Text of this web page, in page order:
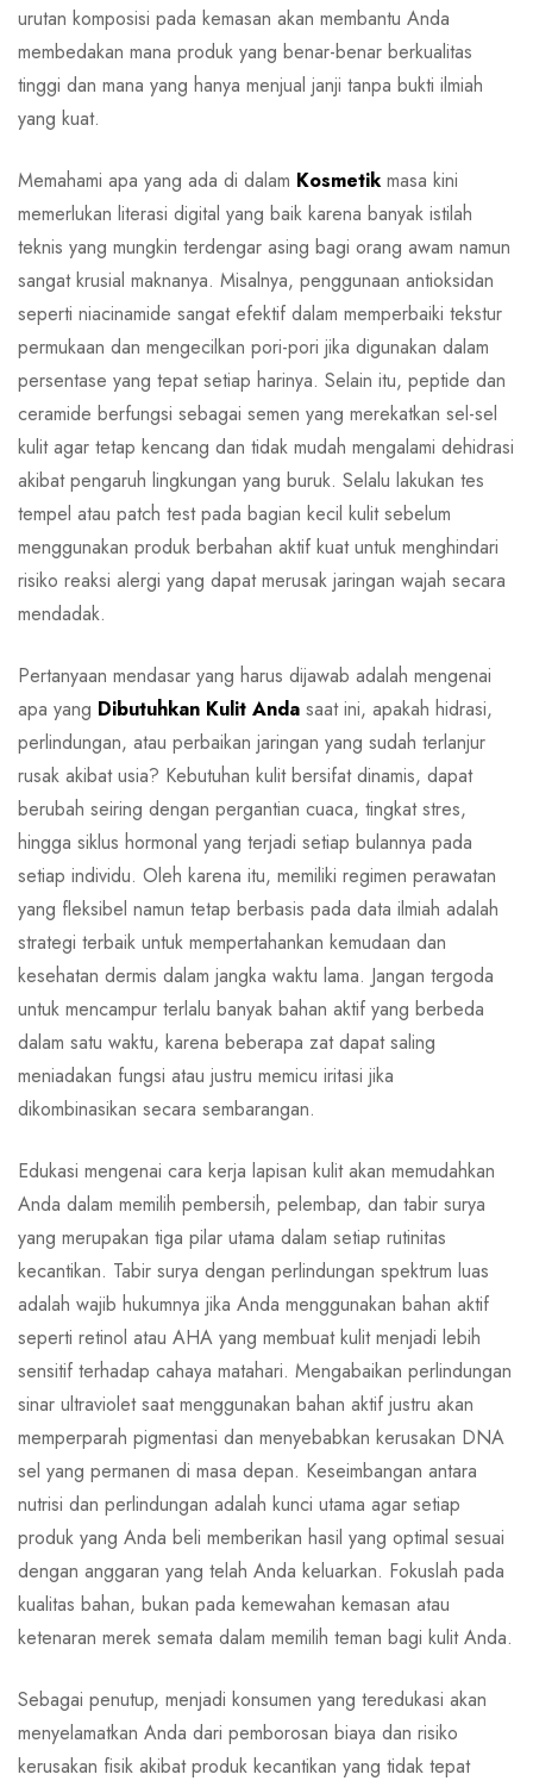
urutan komposisi pada kemasan akan membantu Anda
membedakan mana produk yang benar-benar berkualitas
tinggi dan mana yang hanya menjual janji tanpa bukti ilmiah
yang kuat.
Memahami apa yang ada di dalam Kosmetikmasa kini
memerlukan literasi digital yang baik karena banyak istilah
teknis yang mungkin terdengar asing bagi orang awam namun
sangat krusial maknanya. Misalnya, penggunaan antioksidan
seperti niacinamide sangat efektif dalam memperbaiki tekstur
permukaan dan mengecilkan pori-pori jika digunakan dalam
persentase yang tepat setiap harinya. Selain itu, peptide dan
ceramide berfungsi sebagai semen yang merekatkan sel-sel
kulit agar tetap kencang dan tidak mudah mengalami dehidrasi
akibat pengaruh lingkungan yang buruk. Selalu lakukan tes
tempel atau patch test pada bagian kecil kulit sebelum
menggunakan produk berbahan aktif kuat untuk menghindari
risiko reaksi alergi yang dapat merusak jaringan wajah secara
mendadak.
Pertanyaan mendasar yang harus dijawab adalah mengenai
apa yang Dibutuhkan Kulit Anda saat ini, apakah hidrasi,
perlindungan, atau perbaikan jaringan yang sudah terlanjur
rusak akibat usia? Kebutuhan kulit bersifat dinamis, dapat
berubah seiring dengan pergantian cuaca, tingkat stres,
hingga siklus hormonal yang terjadi setiap bulannya pada
setiap individu. Oleh karena itu, memiliki regimen perawatan
yang fleksibel namun tetap berbasis pada data ilmiah adalah
strategi terbaik untuk mempertahankan kemudaan dan
kesehatan dermis dalam jangka waktu lama. Jangan tergoda
untuk mencampur terlalu banyak bahan aktif yang berbeda
dalam satu waktu, karena beberapa zat dapat saling
meniadakan fungsi atau justru memicu iritasi jika
dikombinasikan secara sembarangan.
Edukasi mengenai cara kerja lapisan kulit akan memudahkan
Anda dalam memilih pembersih, pelembap, dan tabir surya
yang merupakan tiga pilar utama dalam setiap rutinitas
kecantikan. Tabir surya dengan perlindungan spektrum luas
adalah wajib hukumnya jika Anda menggunakan bahan aktif
seperti retinol atau AHA yang membuat kulit menjadi lebih
sensitif terhadap cahaya matahari. Mengabaikan perlindungan
sinar ultraviolet saat menggunakan bahan aktif justru akan
memperparah pigmentasi dan menyebabkan kerusakan DNA
sel yang permanen di masa depan. Keseimbangan antara
nutrisi dan perlindungan adalah kunci utama agar setiap
produk yang Anda beli memberikan hasil yang optimal sesuai
dengan anggaran yang telah Anda keluarkan. Fokuslah pada
kualitas bahan, bukan pada kemewahan kemasan atau
ketenaran merek semata dalam memilih teman bagi kulit Anda.
Sebagai penutup, menjadi konsumen yang teredukasi akan
menyelamatkan Anda dari pemborosan biaya dan risiko
kerusakan fisik akibat produk kecantikan yang tidak tepat